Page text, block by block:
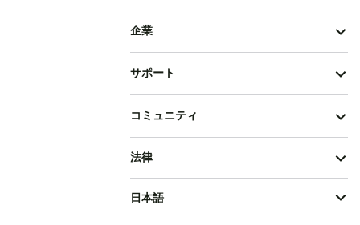
企業
サポート
コミュニティ
法律
日本語